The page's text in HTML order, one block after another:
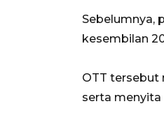
Sebelumnya,
kesembilan
OTT tersebut
serta menyita